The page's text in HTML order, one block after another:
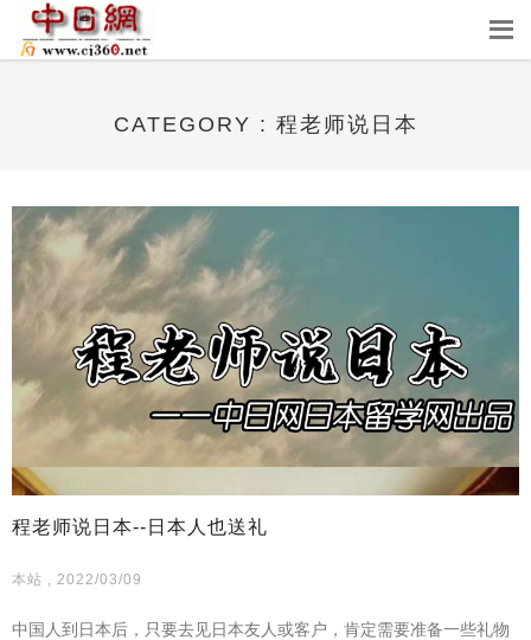
CATEGORY : 程老师说日本
程老师说日本--日本人也送礼
本站 , 2022/03/09
中国人到日本后，只要去见日本友人或客户，肯定需要准备一些礼物